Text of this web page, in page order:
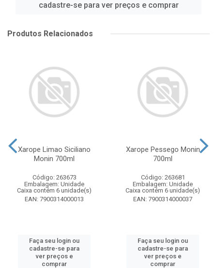
cadastre-se para ver preços e comprar
Produtos Relacionados
Xarope Limao Siciliano
Monin 700ml
Código: 263673
Embalagem: Unidade
Caixa contém 6 unidade(s)
EAN: 7900314000013
Faça seu login ou
cadastre-se para
ver preços e
comprar
Xarope Pessego Monin
700ml
Código: 263681
Embalagem: Unidade
Caixa contém 6 unidade(s)
EAN: 7900314000037
Faça seu login ou
cadastre-se para
ver preços e
comprar